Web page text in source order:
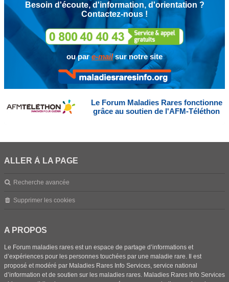
Besoin d'écoute, d'information, d'orientation ?
Contactez-nous !
ou pare-mailsur notre site
Le Forum Maladies Rares fonctionne
grâce au soutien de l'AFM-Téléthon
ALLER À LA PAGE
Recherche avancée
Supprimer les cookies
A PROPOS
Le Forum maladies rares est un espace de partage d’informations et
d’expériences pour les personnes touchées par une maladie rare. Il est
proposé et modéré par Maladies Rares Info Services, service national
d’information et de soutien sur les maladies rares. Maladies Rares Info Services